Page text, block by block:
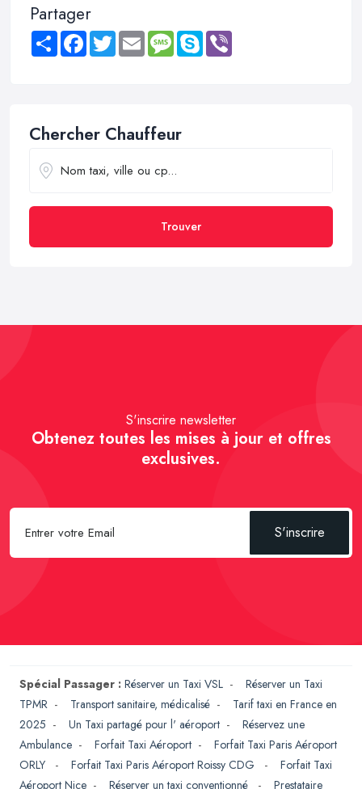
Partager
Share FacebookTwitter Email MessageSkype
Chercher Chauffeur
Trouver
S'inscrire newsletter
Obtenez toutes les mises à jour et offres
exclusives.
S'inscrire
Spécial Passager : Réserver un Taxi VSL - Réserver un Taxi
TPMR - Transport sanitaire, médicalisé - Tarif taxi en France en
2025 - Un Taxi partagé pour l' aéroport - Réservez une
Ambulance - Forfait Taxi Aéroport - Forfait Taxi Paris Aéroport
ORLY
- Forfait Taxi Paris Aéroport Roissy CDG - Forfait Taxi
Aéroport Nice - Réserver un taxi conventionné - Prestataire